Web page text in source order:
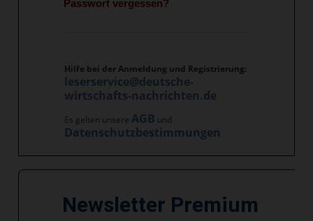
Passwort vergessen?
Hilfe bei der Anmeldung und Registrierung:
leserservice@deutsche-
wirtschafts-nachrichten.de
Es gelten unsere AGB und
Datenschutzbestimmungen
Newsletter Premium